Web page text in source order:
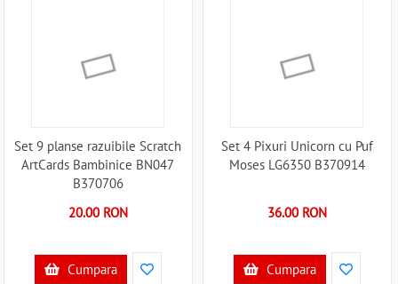
Set 9 planse razuibile Scratch
ArtCards Bambinice BN047
B370706
20.00 RON
Cumpara
Set 4 Pixuri Unicorn cu Puf
Moses LG6350 B370914
36.00 RON
Cumpara